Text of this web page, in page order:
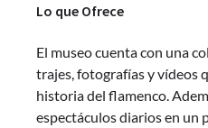
Lo que Ofrece
El museo cuenta con una
trajes, fotografías y vídeos
historia del flamenco.
espectáculos diarios en un